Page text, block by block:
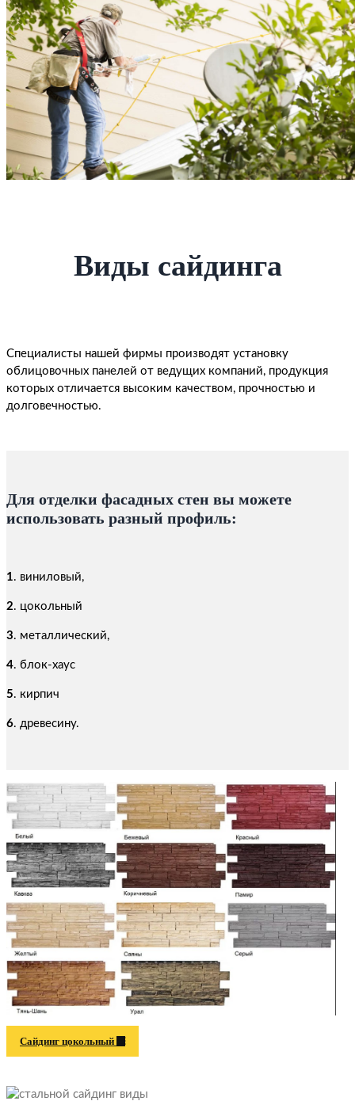
Виды сайдинга
Специалисты нашей фирмы производят установку
облицовочных панелей от ведущих компаний, продукция
которых отличается высоким качеством, прочностью и
долговечностью.
Для отделки фасадных стен вы можете
использовать разный профиль:
1. виниловый,
2. цокольный
3. металлический,
4. блок-хаус
5. кирпич
6. древесину.
Сайдинг цокольный